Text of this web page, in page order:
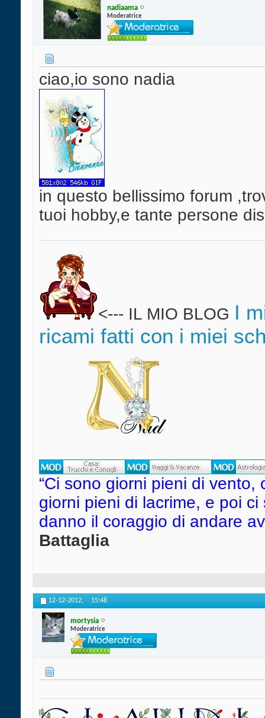
nadiaama
Moderatrice
ciao,io sono nadia
in questo bellissimo forum
tuoi hobby,e tante persone
<--- IL MIO BLOG I
ricami fatti con i miei
“Ci sono giorni pieni di
giorni pieni di lacrime, e poi
danno il coraggio di andare
Battaglia
12-12-2012, 15:48
mortysia
Moderatrice